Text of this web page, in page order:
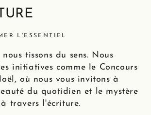
L'ESSENTIEL
tissons du sens. Nous
initiatives comme le Concours
où nous vous invitons à
du quotidien et le mystère
travers l'écriture.